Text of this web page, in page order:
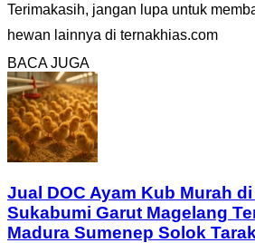
Terimakasih, jangan lupa untuk
hewan lainnya di ternakhias.com
BACA JUGA
Jual DOC Ayam Kub Murah
Sukabumi Garut Magelang
Madura Sumenep Solok